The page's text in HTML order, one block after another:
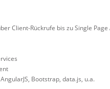
Client-Rückrufe bis zu Single Page
Bootstrap, data.js, u.a.